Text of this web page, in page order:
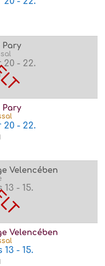
Pary
- 22.
Pary
- 22.
Velencében
- 15.
Velencében
- 15.